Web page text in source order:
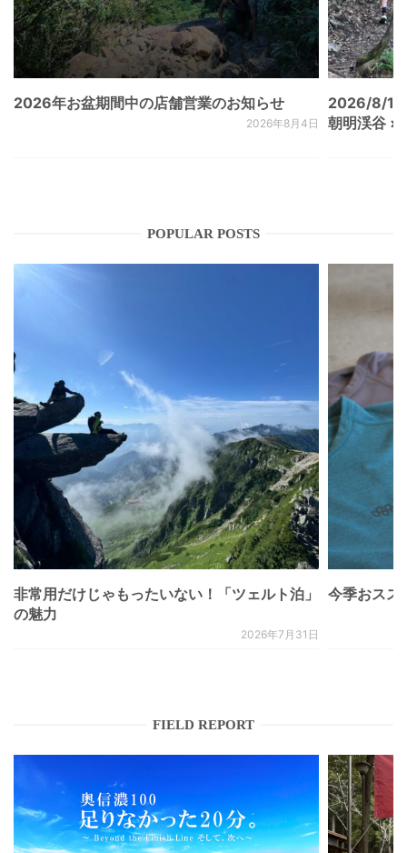
2026年お盆期間中の店舗営業のお知らせ
2026年8月4日
2026/8/
朝明渓谷 ×
POPULAR POSTS
非常用だけじゃもったいない！「ツェルト泊」
の魅力
2026年7月31日
今季おスス
FIELD REPORT